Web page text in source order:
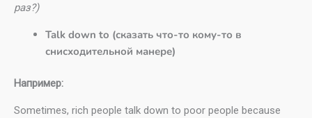
раз?)
Talk down to (сказать что-то кому-то в
снисходительной манере)
Например:
Sometimes, rich people talk down to poor people because